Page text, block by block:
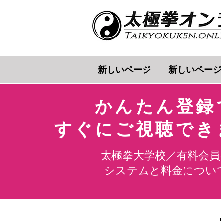
新しいページ 新しいページ
かんたん登録
すぐにご視聴でき
太極拳大学校／有料会
システムと料金につい